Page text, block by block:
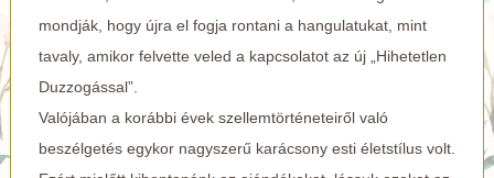
mondják, hogy újra el fogja rontani a hangulatukat, mint
tavaly, amikor felvette veled a kapcsolatot az új „Hihetetlen
Duzzogással”.
Valójában a korábbi évek szellemtörténeteiről való
beszélgetés egykor nagyszerű karácsony esti életstílus volt.